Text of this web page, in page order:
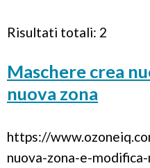
Risultati totali: 2
Maschere crea
nuova zona
https://
nuova-zona-e-